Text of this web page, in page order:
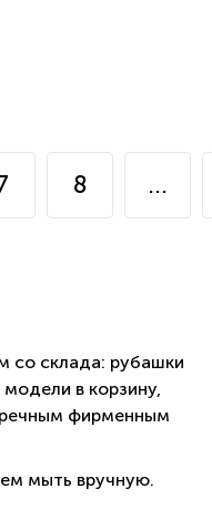
8 ...
со склада: рубашки
в корзину,
фирменным
мыть вручную.